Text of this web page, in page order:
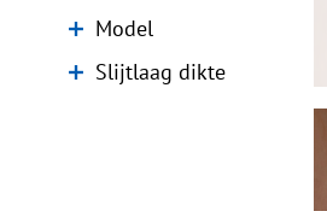
Model
Slijtlaag dikte